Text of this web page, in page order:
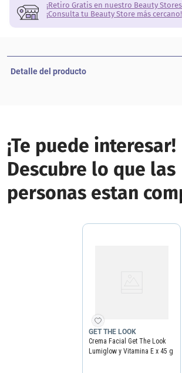
¡Retiro Gratis en nuestro Beauty
¡Consulta tu Beauty Store más cercano!
Detalle del producto
¡Te puede interesar!
Descubre lo que las
personas estan
GET THE LOOK
Crema Facial Get The Look
Lumiglow y Vitamina E x 45 g